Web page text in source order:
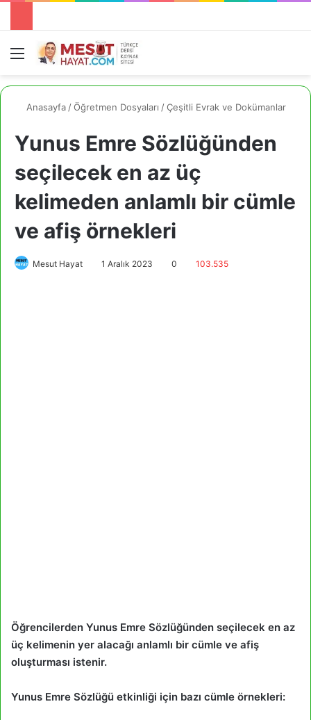
Menü
Anasayfa /Öğretmen Dosyaları /Çeşitli Evrak ve Dokümanlar
Yunus Emre Sözlüğünden
seçilecek en az üç
kelimeden anlamlı bir cümle
ve afiş örnekleri
Mesut Hayat 1 Aralık 2023 0 103.535
Öğrencilerden Yunus Emre Sözlüğünden seçilecek en az
üç kelimenin yer alacağı anlamlı bir cümle ve afiş
oluşturması istenir.
Yunus Emre Sözlüğü etkinliği için bazı cümle örnekleri: